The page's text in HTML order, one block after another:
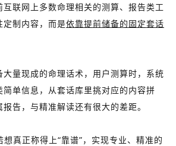
联网上多数命理相关的测算、报告类工
制内容，而是依靠提前储备的固定套话
量现成的命理话术，用户测算时，系统
简单信息，从套话库里挑对应的内容拼
告，与精准解读还有很大的差距。
真正称得上“靠谱”，实现专业、精准的